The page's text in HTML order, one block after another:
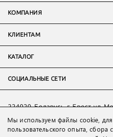
КОМПАНИЯ
КЛИЕНТАМ
КАТАЛОГ
СОЦИАЛЬНЫЕ СЕТИ
224020, Беларусь, г. Брест, ул.
Тел:+7 993 398 36 60(WhatsApp
Тел:+375 29 205 80 10( WhatsApp,
Мы используем файлы cookie,
пользовательского опыта, сбора